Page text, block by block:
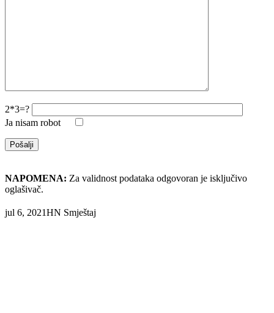
2*3=?
Ja nisam robot
NAPOMENA: Za validnost podataka odgovoran je isključivo
oglašivač.
jul 6, 2021HN Smještaj